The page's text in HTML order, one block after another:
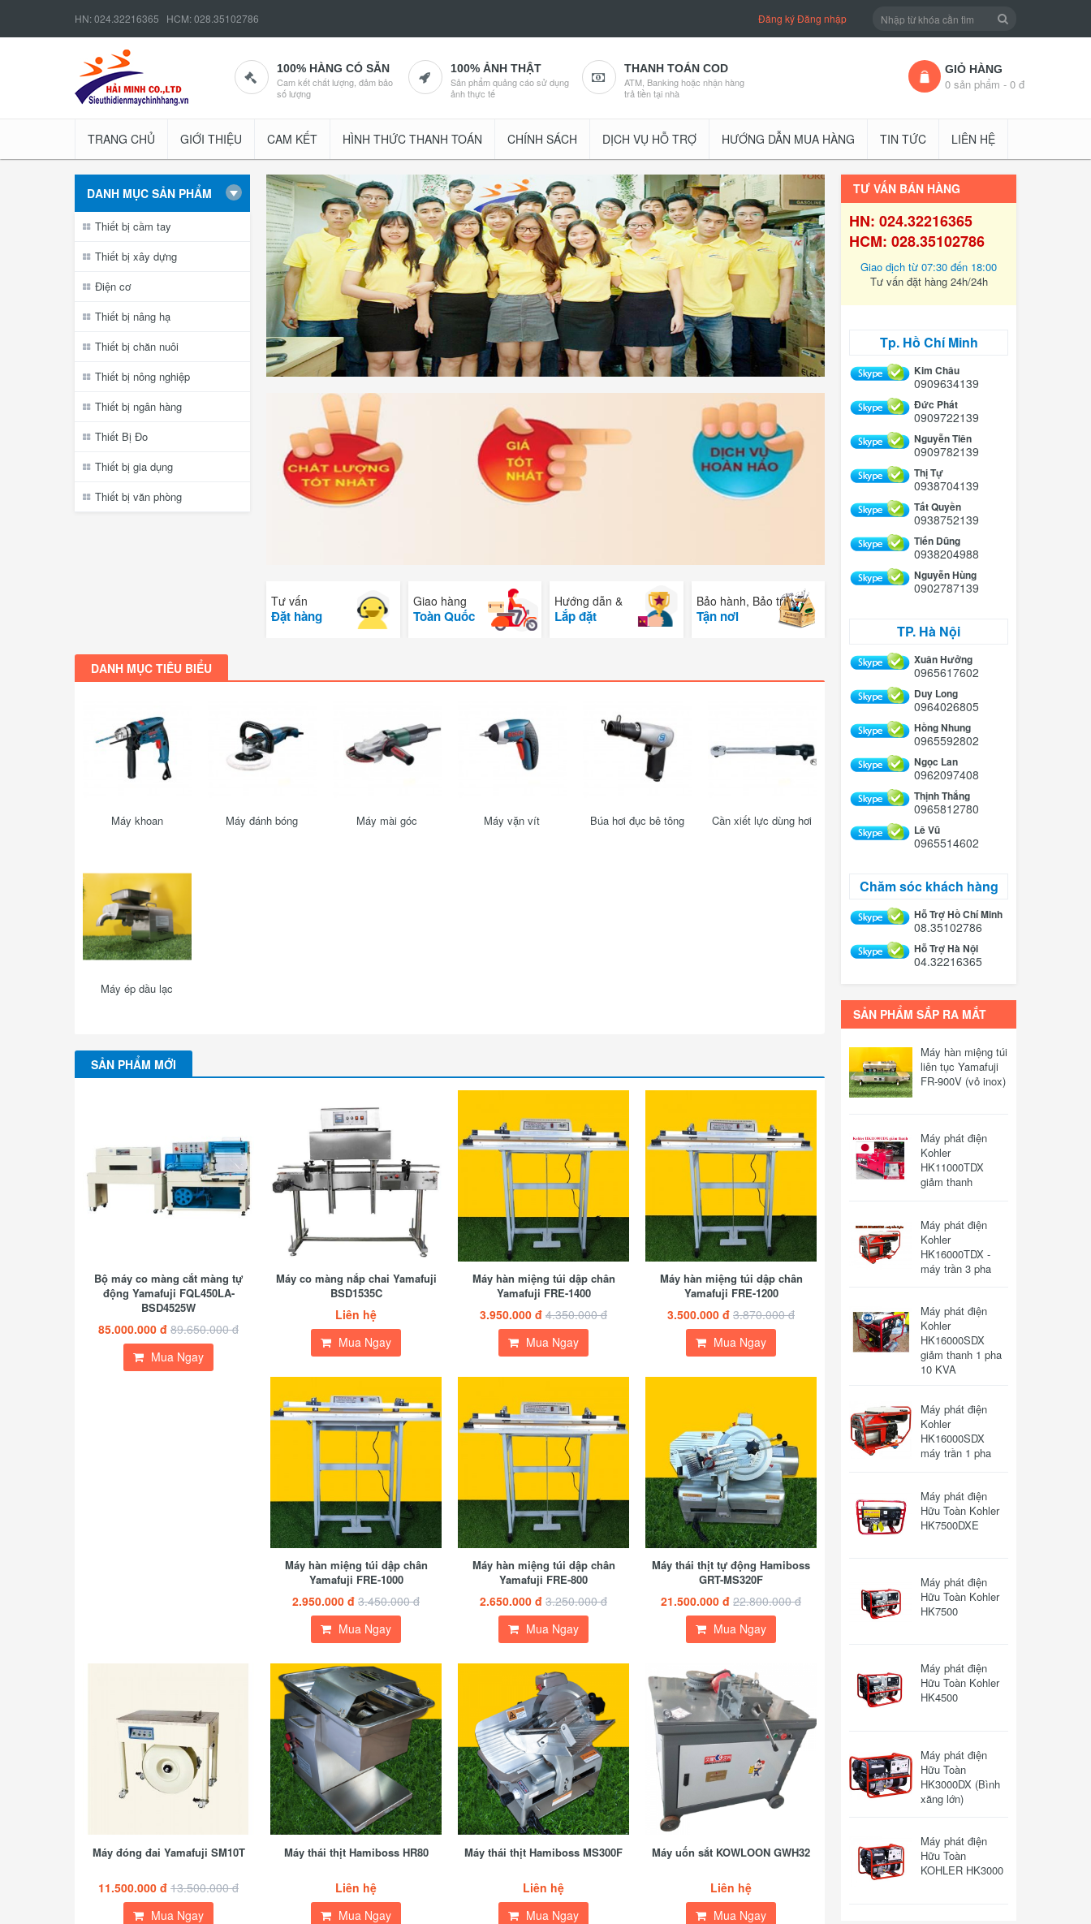
HN: 024.32216365 HCM: 028.35102786 Đăng kýĐăng nhập
100% HÀNG CÓ SẴN
Cam kết chất lượng, đảm bảo
số lượng
100% ẢNH THẬT
Sản phẩm quảng cáo sử dụng
ảnh thực tế
THANH TOÁN COD
ATM, Banking hoặc nhận hàng
trả tiền tại nhà
GIỎ HÀNG
0 sản phẩm - 0 đ
TRANG CHỦ GIỚI THIỆU CAM KẾT HÌNH THỨC THANH TOÁN CHÍNH SÁCH DỊCH VỤ HỖ TRỢ HƯỚNG DẪN MUA HÀNG TIN TỨC LIÊN HỆ
DANH MỤC SẢN PHẨM
Thiết bị cầm tay
Thiết bị xây dựng
Điện cơ
Thiết bị nâng hạ
Thiết bị chăn nuôi
Thiết bị nông nghiệp
Thiết bị ngân hàng
Thiết Bị Đo
Thiết bị gia dụng
Thiết bị văn phòng
Tư vấn
Đặt hàng
Giao hàng
Toàn Quốc
Hướng dẫn &
Lắp đặt
Bảo hành, Bảo trì
Tận nơi
DANH MỤC TIÊU BIỂU
Máy khoan Máy đánh bóng Máy mài góc Máy vặn vít Búa hơi đục bê tông Cần xiết lực dùng hơi
Máy ép dầu lạc
SẢN PHẨM MỚI
Bộ máy co màng cắt màng tự
động Yamafuji FQL450LA-
BSD4525W
85.000.000 đ 89.650.000 đ
Mua Ngay
Máy co màng nắp chai Yamafuji
BSD1535C
Liên hệ
Mua Ngay
Máy hàn miệng túi dập chân
Yamafuji FRE-1400
3.950.000 đ 4.350.000 đ
Mua Ngay
Máy hàn miệng túi dập chân
Yamafuji FRE-1200
3.500.000 đ 3.870.000 đ
Mua Ngay
Máy hàn miệng túi dập chân
Yamafuji FRE-1000
2.950.000 đ 3.450.000 đ
Mua Ngay
Máy hàn miệng túi dập chân
Yamafuji FRE-800
2.650.000 đ 3.250.000 đ
Mua Ngay
Máy thái thịt tự động Hamiboss
GRT-MS320F
21.500.000 đ 22.800.000 đ
Mua Ngay
Máy đóng đai Yamafuji SM10T
11.500.000 đ 13.500.000 đ
Mua Ngay
Máy thái thịt Hamiboss HR80
Liên hệ
Mua Ngay
Máy thái thịt Hamiboss MS300F
Liên hệ
Mua Ngay
Máy uốn sắt KOWLOON GWH32
Liên hệ
Mua Ngay
TƯ VẤN BÁN HÀNG
HN: 024.32216365
HCM: 028.35102786
Giao dịch từ 07:30 đến 18:00
Tư vấn đặt hàng 24h/24h
Tp. Hồ Chí Minh
Kim Châu
0909634139
Đức Phát
0909722139
Nguyễn Tiên
0909782139
Thị Tự
0938704139
Tất Quyền
0938752139
Tiến Dũng
0938204988
Nguyễn Hùng
0902787139
TP. Hà Nội
Xuân Hưởng
0965617602
Duy Long
0964026805
Hồng Nhung
0965592802
Ngọc Lan
0962097408
Thịnh Thắng
0965812780
Lê Vũ
0965514602
Chăm sóc khách hàng
Hỗ Trợ Hồ Chí Minh
08.35102786
Hỗ Trợ Hà Nội
04.32216365
SẢN PHẨM SẮP RA MẮT
Máy hàn miệng túi
liên tục Yamafuji
FR-900V (vỏ inox)
Máy phát điện
Kohler
HK11000TDX
giảm thanh
Máy phát điện
Kohler
HK16000TDX -
máy trần 3 pha
Máy phát điện
Kohler
HK16000SDX
giảm thanh 1 pha
10 KVA
Máy phát điện
Kohler
HK16000SDX
máy trần 1 pha
Máy phát điện
Hữu Toàn Kohler
HK7500DXE
Máy phát điện
Hữu Toàn Kohler
HK7500
Máy phát điện
Hữu Toàn Kohler
HK4500
Máy phát điện
Hữu Toàn
HK3000DX (Bình
xăng lớn)
Máy phát điện
Hữu Toàn
KOHLER HK3000